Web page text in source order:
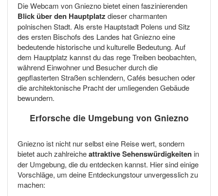
Die Webcam von Gniezno bietet einen faszinierenden
Blick über den Hauptplatz dieser charmanten
polnischen Stadt. Als erste Hauptstadt Polens und Sitz
des ersten Bischofs des Landes hat Gniezno eine
bedeutende historische und kulturelle Bedeutung. Auf
dem Hauptplatz kannst du das rege Treiben beobachten,
während Einwohner und Besucher durch die
gepflasterten Straßen schlendern, Cafés besuchen oder
die architektonische Pracht der umliegenden Gebäude
bewundern.
Erforsche die Umgebung von Gniezno
Gniezno ist nicht nur selbst eine Reise wert, sondern
bietet auch zahlreicheattraktive Sehenswürdigkeiten in
der Umgebung, die du entdecken kannst. Hier sind einige
Vorschläge, um deine Entdeckungstour unvergesslich zu
machen: